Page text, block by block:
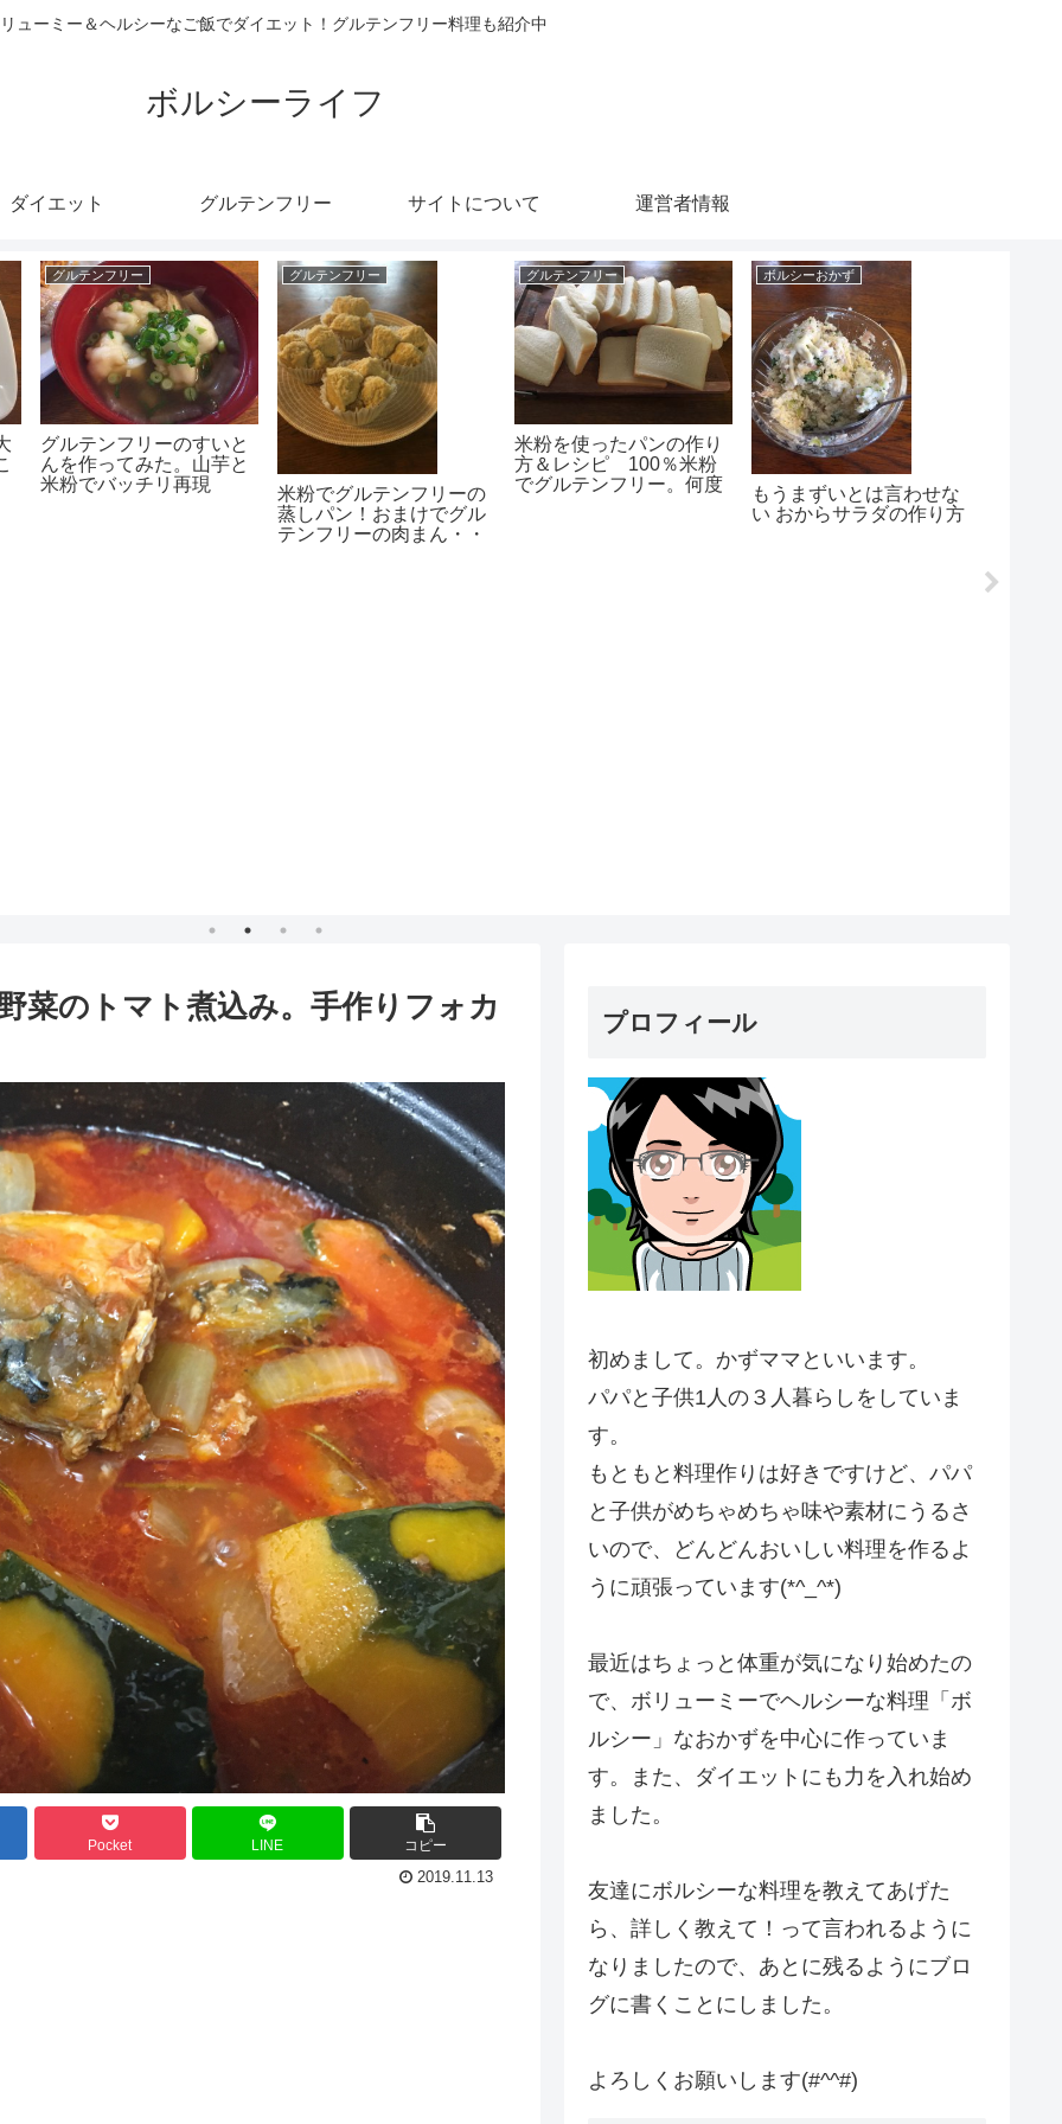
ューミー＆ヘルシーなご飯でダイエット！グルテンフリー料理も紹介中
ボルシーライフ
ダイエット グルテンフリー サイトについて 運営者情報
グルテンフリー
グルテンフリーのすいと
んを作ってみた。山芋と
米粉でバッチリ再現
グルテンフリー
米粉でグルテンフリーの
蒸しパン！おまけでグル
テンフリーの肉まん・・
グルテンフリー
米粉を使ったパンの作り
方＆レシピ 100％米粉
でグルテンフリー。何度
ボルシーおかず
もうまずいとは言わせな
い おからサラダの作り方
菜のトマト煮込み。手作りフォカ
Pocket LINE
コピー
2019.11.13
プロフィール
初めまして。かずママといいます。
パパと子供1人の３人暮らしをしていま
す。
もともと料理作りは好きですけど、パパ
と子供がめちゃめちゃ味や素材にうるさ
いので、どんどんおいしい料理を作るよ
うに頑張っています(*^_^*)
最近はちょっと体重が気になり始めたの
で、ボリューミーでヘルシーな料理「ボ
ルシー」なおかずを中心に作っていま
す。また、ダイエットにも力を入れ始め
ました。
友達にボルシーな料理を教えてあげた
ら、詳しく教えて！って言われるように
なりましたので、あとに残るようにブロ
グに書くことにしました。
よろしくお願いします(#^^#)